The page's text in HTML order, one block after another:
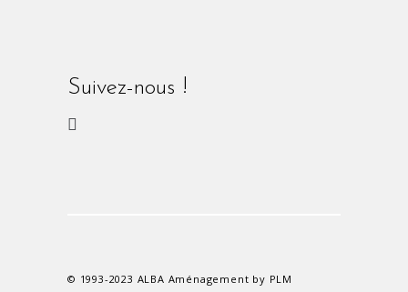
Suivez-nous !
© 1993-2023 ALBA Aménagement by PLM